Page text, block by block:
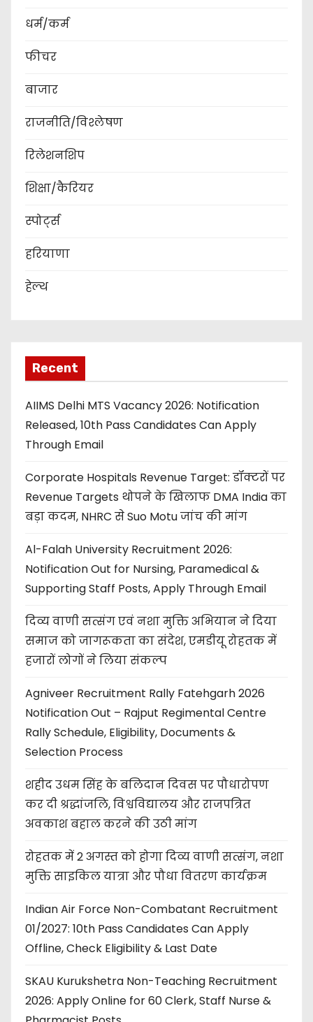
धर्म/कर्म
फीचर
बाजार
राजनीति/विश्लेषण
रिलेशनशिप
शिक्षा/कैरियर
स्पोर्ट्स
हरियाणा
हेल्थ
Recent
AIIMS Delhi MTS Vacancy 2026: Notification
Released, 10th Pass Candidates Can Apply
Through Email
Corporate Hospitals Revenue Target: डॉक्टरों पर
Revenue Targets थोपने के खिलाफ DMA India का
बड़ा कदम, NHRC से Suo Motu जांच की मांग
Al-Falah University Recruitment 2026:
Notification Out for Nursing, Paramedical &
Supporting Staff Posts, Apply Through Email
दिव्य वाणी सत्संग एवं नशा मुक्ति अभियान ने दिया
समाज को जागरूकता का संदेश, एमडीयू रोहतक में
हजारों लोगों ने लिया संकल्प
Agniveer Recruitment Rally Fatehgarh 2026
Notification Out – Rajput Regimental Centre
Rally Schedule, Eligibility, Documents &
Selection Process
शहीद उधम सिंह के बलिदान दिवस पर पौधारोपण
कर दी श्रद्धांजलि, विश्वविद्यालय और राजपत्रित
अवकाश बहाल करने की उठी मांग
रोहतक में 2 अगस्त को होगा दिव्य वाणी सत्संग, नशा
मुक्ति साइकिल यात्रा और पौधा वितरण कार्यक्रम
Indian Air Force Non-Combatant Recruitment
01/2027: 10th Pass Candidates Can Apply
Offline, Check Eligibility & Last Date
SKAU Kurukshetra Non-Teaching Recruitment
2026: Apply Online for 60 Clerk, Staff Nurse &